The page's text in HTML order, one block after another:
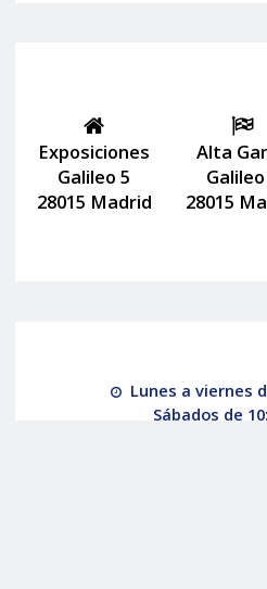
Exposiciones
Galileo 5
28015 Madrid
Alta
28015
Lunes a viernes
Sábados de